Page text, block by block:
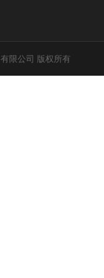
限公司 版权所有